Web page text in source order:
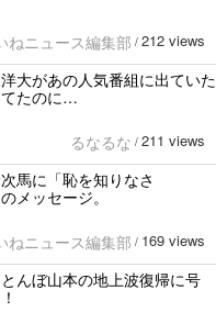
ねニュース編集部 / 212 views
大があの人気番組に出ていた
たのに…
るなるな / 211 views
馬に「恥を知りなさ
メッセージ。
ねニュース編集部 / 169 views
んぼ山本の地上波復帰に号